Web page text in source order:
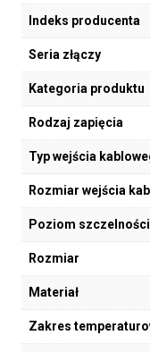
Indeks producenta
Seria złączy
Kategoria produktu
Rodzaj zapięcia
Typ wejścia
Rozmiar wejścia
Poziom
Rozmiar
Materiał
Zakres